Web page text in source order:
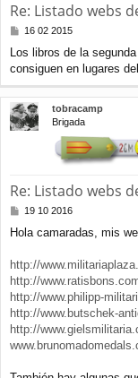
Re: Listado webs
M
n
s
a
j
e
16 02 2015
Los libros de la
consiguen en lugares
tobracamp
Brigada
Re: Listado webs
M
n
a
j
e
19 10 2016
Hola camaradas, mis
http://
http://
http://www.philipp-
http://www.butschek-
http://